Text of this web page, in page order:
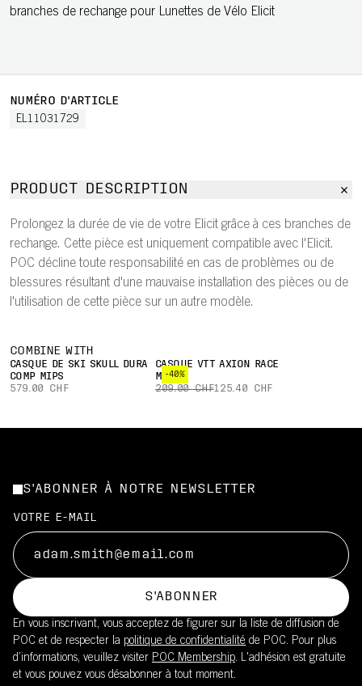
branches de rechange pour Lunettes de Vélo Elicit
NUMÉRO D'ARTICLE
EL11031729
PRODUCT DESCRIPTION
Prolongez la durée de vie de votre Elicit grâce à ces branches de
rechange. Cette pièce est uniquement compatible avec l'Elicit.
POC décline toute responsabilité en cas de problèmes ou de
blessures résultant d'une mauvaise installation des pièces ou de
l'utilisation de cette pièce sur un autre modèle.
COMBINE WITH
CASQUE DE SKI SKULL DURA
COMP MIPS
579.00 CHF
-40%
CASQUE VTT AXION RACE
MIPS
209.00 CHF125.40 CHF
S'ABONNER À NOTRE NEWSLETTER
VOTRE E-MAIL
S'ABONNER
En vous inscrivant, vous acceptez de figurer sur la liste de diffusion de
POC et de respecter la politique de confidentialité de POC. Pour plus
d’informations, veuillez visiter POC Membership. L'adhésion est gratuite
et vous pouvez vous désabonner à tout moment.